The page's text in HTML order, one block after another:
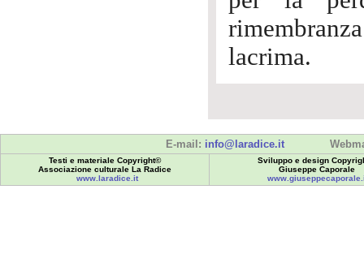
lacrima.
E-mail: info@laradice.it
Testi e materiale Copyright©
Associazione culturale La Radice
www.laradice.it
Sviluppo e design
Giuseppe Caporale